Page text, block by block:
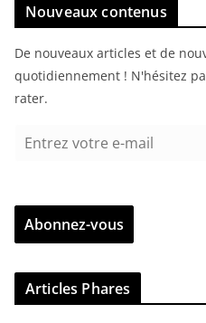
Nouveaux contenus
De nouveaux articles et de
quotidiennement ! N'hésitez
rater.
r
z
v
Abonnez-vous
Articles Phares